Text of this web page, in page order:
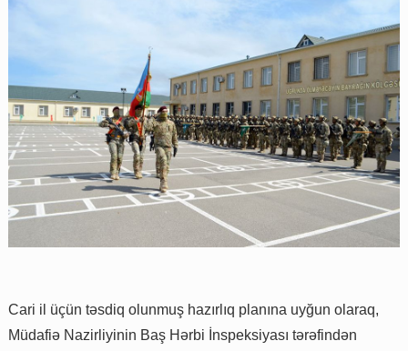
Cari il üçün təsdiq olunmuş hazırlıq planına uyğun olaraq,
Müdafiə Nazirliyinin Baş Hərbi İnspeksiyası tərəfindən